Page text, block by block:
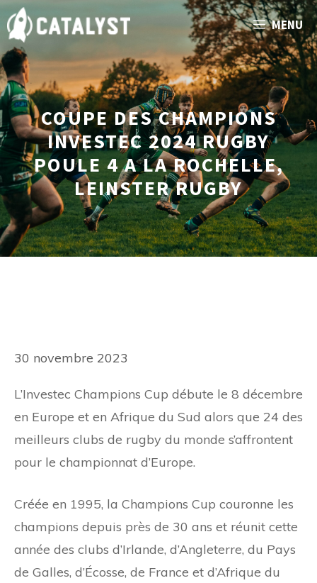
Aller
au
contenu
MENU
COUPE DES CHAMPIONS
INVESTEC 2024 RUGBY
POULE 4 A LA ROCHELLE,
LEINSTER RUGBY
30 novembre 2023
L’Investec Champions Cup débute le 8 décembre
en Europe et en Afrique du Sud alors que 24 des
meilleurs clubs de rugby du monde s’affrontent
pour le championnat d’Europe.
Créée en 1995, la Champions Cup couronne les
champions depuis près de 30 ans et réunit cette
année des clubs d’Irlande, d’Angleterre, du Pays
de Galles, d’Écosse, de France et d’Afrique du